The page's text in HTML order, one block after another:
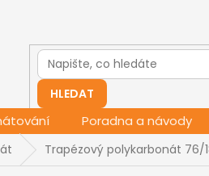
HLEDAT
Poradna a návody
Trapézový polykarbonát